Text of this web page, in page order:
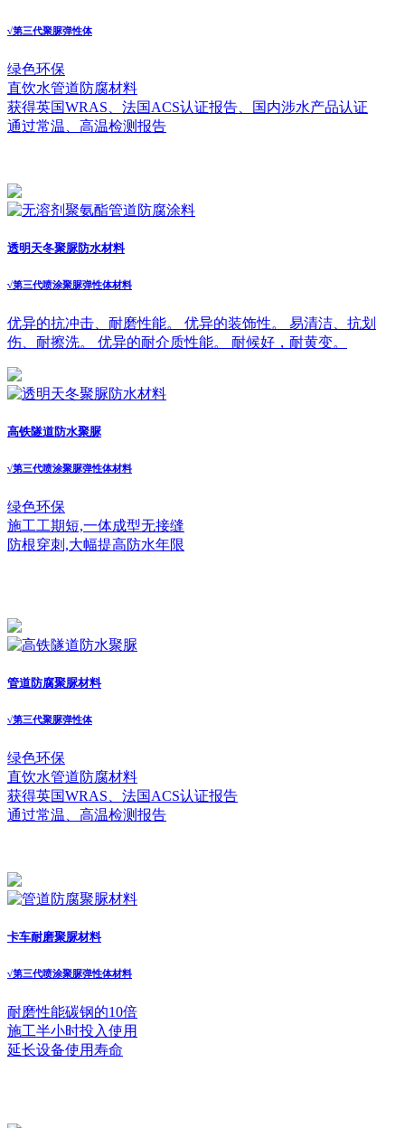
√第三代聚脲弹性体
绿色环保
直饮水管道防腐材料
获得英国WRAS、法国ACS认证报告、国内涉水产品认证
通过常温、高温检测报告
透明天冬聚脲防水材料
√第三代喷涂聚脲弹性体材料
优异的抗冲击、耐磨性能。 优异的装饰性。 易清洁、抗划
伤、耐擦洗。 优异的耐介质性能。 耐候好，耐黄变。
高铁隧道防水聚脲
√第三代喷涂聚脲弹性体材料
绿色环保
施工工期短,一体成型无接缝
防根穿刺,大幅提高防水年限
管道防腐聚脲材料
√第三代聚脲弹性体
绿色环保
直饮水管道防腐材料
获得英国WRAS、法国ACS认证报告
通过常温、高温检测报告
卡车耐磨聚脲材料
√第三代喷涂聚脲弹性体材料
耐磨性能碳钢的10倍
施工半小时投入使用
延长设备使用寿命